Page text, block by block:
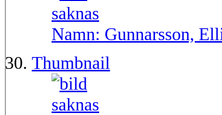
Namn: Gunnarsson,
Thumbnail